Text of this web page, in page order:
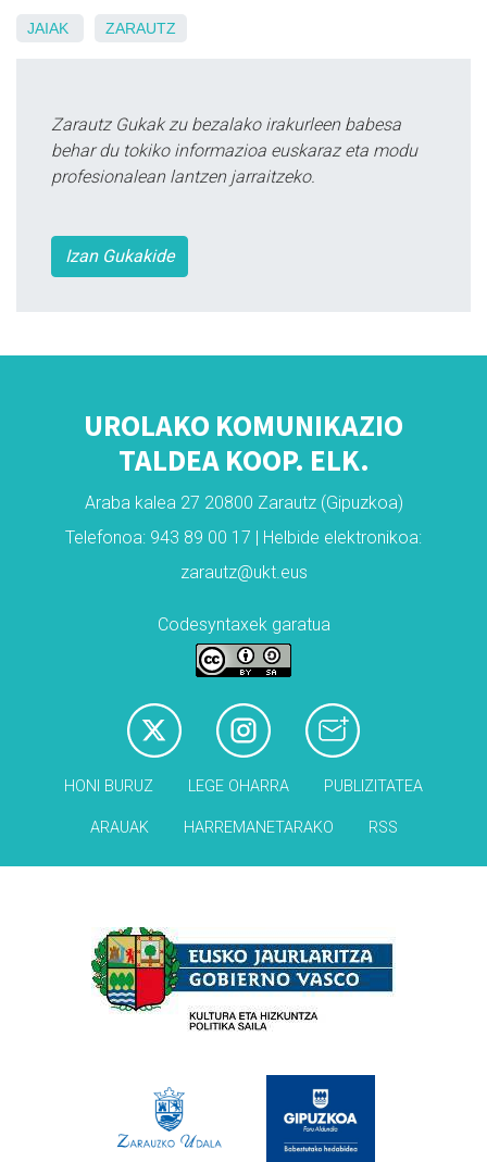
JAIAK ZARAUTZ
Zarautz Gukak zu bezalako irakurleen babesa
behar du tokiko informazioa euskaraz eta modu
profesionalean lantzen jarraitzeko.
Izan Gukakide
UROLAKO KOMUNIKAZIO
TALDEA KOOP. ELK.
Araba kalea 27 20800 Zarautz (Gipuzkoa)
Telefonoa: 943 89 00 17 | Helbide elektronikoa:
zarautz@ukt.eus
Codesyntaxek garatua
HONI BURUZ LEGE OHARRA PUBLIZITATEA
ARAUAK HARREMANETARAKO RSS